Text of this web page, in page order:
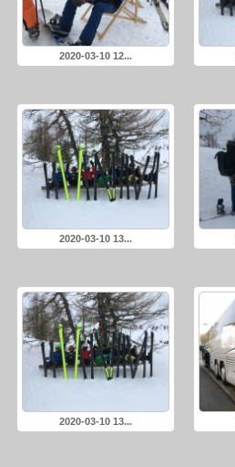
2020-03-10 12...
2020-03-10 13...
2020-03-10 13...